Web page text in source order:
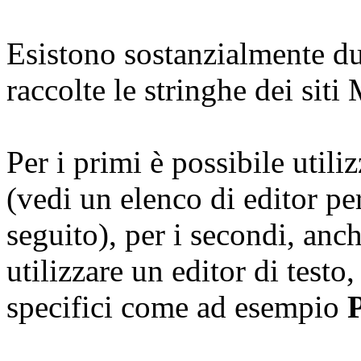
Esistono sostanzialmente
raccolte le stringhe dei
Per i primi è possibile
(vedi un elenco di editor
seguito), per i secondi,
utilizzare un editor di
specifici come ad esempio